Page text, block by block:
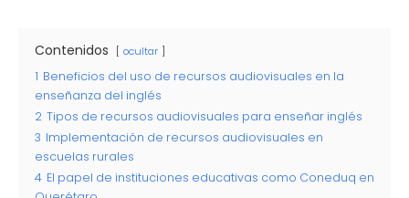
Contenidos ocultar
1 Beneficios del uso de recursos audiovisuales en la
enseñanza del inglés
2 Tipos de recursos audiovisuales para enseñar inglés
3 Implementación de recursos audiovisuales en
escuelas rurales
4 El papel de instituciones educativas como Coneduq en